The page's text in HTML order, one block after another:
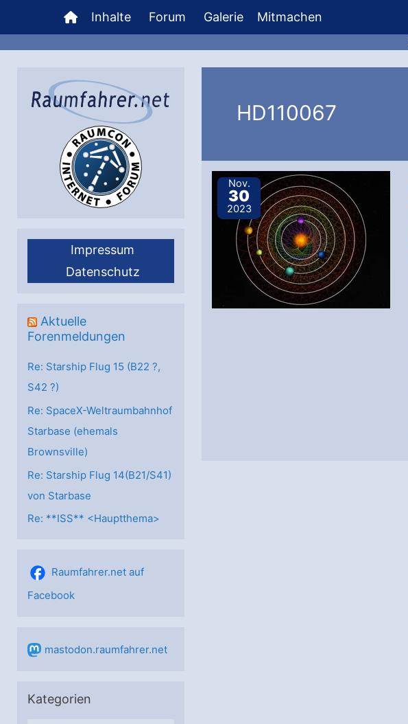
Inhalt
springen
Inhalte Forum Galerie Mitmachen
Impressum
Datenschutz
Aktuelle
Forenmeldungen
Re: Starship Flug 15 (B22 ?,
S42 ?)
Re: SpaceX-Weltraumbahnhof
Starbase (ehemals
Brownsville)
Re: Starship Flug 14(B21/S41)
von Starbase
Re: **ISS** <Hauptthema>
Raumfahrer.net auf
Facebook
mastodon.raumfahrer.net
Kategorien
HD110067
Nov.
30
2023